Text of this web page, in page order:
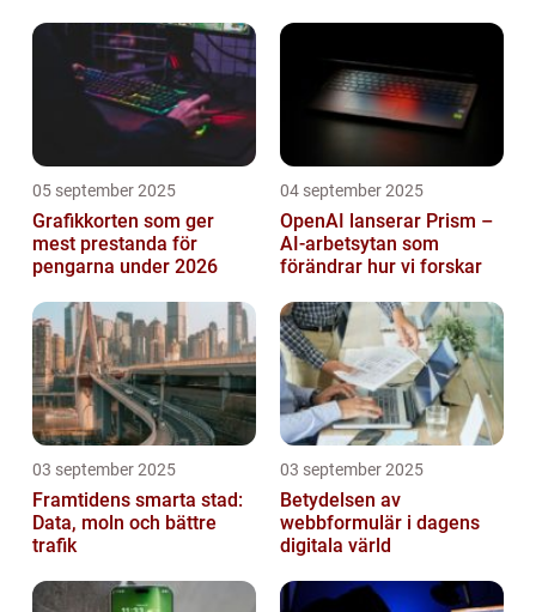
05 september 2025
Grafikkorten som ger
mest prestanda för
pengarna under 2026
04 september 2025
OpenAI lanserar Prism –
AI-arbetsytan som
förändrar hur vi forskar
03 september 2025
Framtidens smarta stad:
Data, moln och bättre
trafik
03 september 2025
Betydelsen av
webbformulär i dagens
digitala värld